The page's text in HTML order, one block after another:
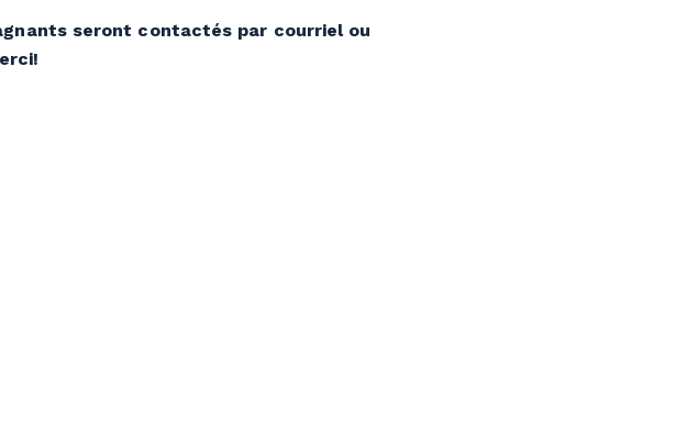
seront contactés par courriel ou